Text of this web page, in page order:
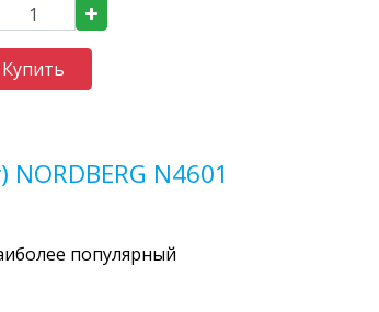
Купить
N4601
популярный